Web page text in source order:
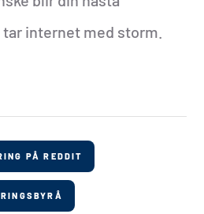
internet med storm.
PÅ REDDIT